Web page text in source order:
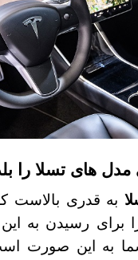
مدل های تسلا را
به قدری بالاست
برای رسیدن به
به این صورت است